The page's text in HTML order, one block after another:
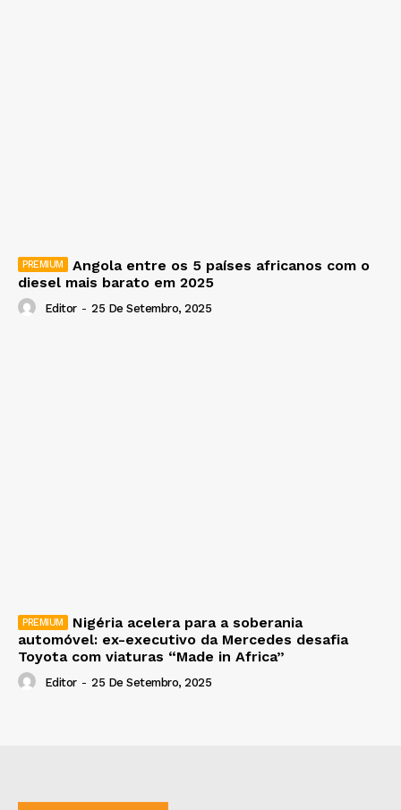
Angola entre os 5 países africanos com o
diesel mais barato em 2025
Editor - 25 De Setembro, 2025
Nigéria acelera para a soberania
automóvel: ex-executivo da Mercedes desafia
Toyota com viaturas “Made in Africa”
Editor - 25 De Setembro, 2025